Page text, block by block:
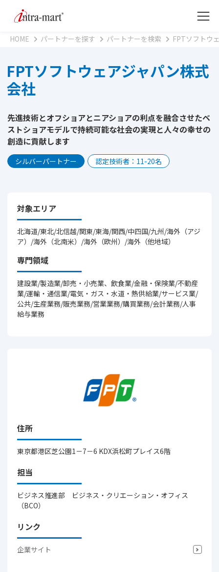
HOME パートナーを探す パートナーを検索 FPTソフトウ
FPTソフトウェアジャパン株式
会社
住所
東京都港区芝公園1－7－6 KDX浜松町プレイス6階
担当
ビジネス推進部 ビジネス・クリエーション・オフィス
（BCO）
リンク
企業サイト
先進技術とオフショアとニアショアの利点を融合させたベ
ストショアモデルで持続可能な社会の実現と人々の幸せの
創造に貢献します
シルバーパートナー 認定技術者：11-20名
対象エリア
北海道/東北/北信越/関東/東海/関西/中四国/九州/海外（アジ
ア）/海外（北南米）/海外（欧州）/海外（他地域）
専門領域
建設業/製造業/卸売・小売業、飲食業/金融・保険業/不動産
業/運輸・通信業/電気・ガス・水道・熱供給業/サービス業/
公共/生産業務/販売業務/営業業務/購買業務/会計業務/人事
給与業務